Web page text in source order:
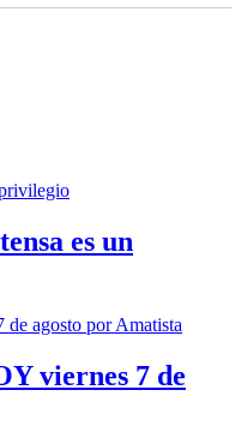
es un
viernes 7 de